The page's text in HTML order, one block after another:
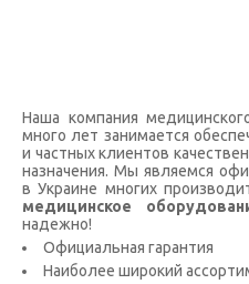
Наша компания
много лет занимается
и частных клиентов
назначения. Мы являемся
в Украине многих
медицинское
надежно!
Официальная гарантия
Наиболее широкий